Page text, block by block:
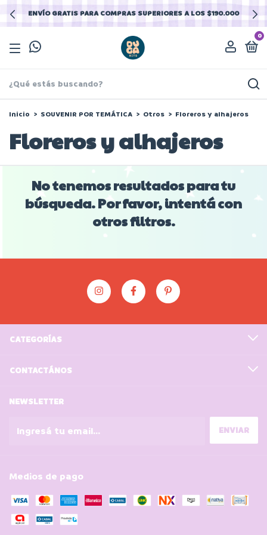
ENVÍO GRATIS PARA COMPRAS SUPERIORES A LOS $190.000
0
Inicio > SOUVENIR POR TEMÁTICA > Otros > Floreros y alhajeros
Floreros y alhajeros
No tenemos resultados para tu
búsqueda. Por favor, intentá con
otros filtros.
CATEGORÍAS
CONTACTÁNOS
NEWSLETTER
Medios de pago